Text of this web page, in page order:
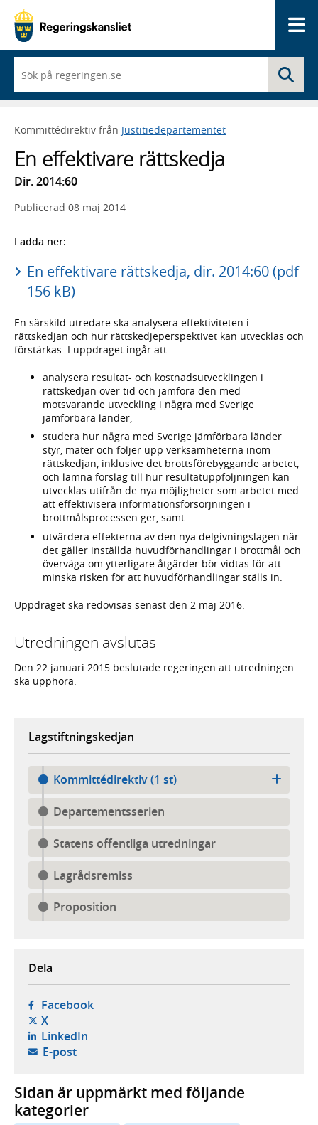
du
börjar
skriva
framträder
lista
med
sökförslag
Kommittédirektiv från Justitiedepartementet
En effektivare rättskedja
Dir. 2014:60
Publicerad 08 maj 2014
Ladda ner:
En effektivare rättskedja, dir. 2014:60 (pdf
156 kB)
En särskild utredare ska analysera effektiviteten i
rättskedjan och hur rättskedjeperspektivet kan utvecklas och
förstärkas. I uppdraget ingår att
analysera resultat- och kostnadsutvecklingen i
rättskedjan över tid och jämföra den med
motsvarande utveckling i några med Sverige
jämförbara länder,
studera hur några med Sverige jämförbara länder
styr, mäter och följer upp verksamheterna inom
rättskedjan, inklusive det brottsförebyggande arbetet,
och lämna förslag till hur resultatuppföljningen kan
utvecklas utifrån de nya möjligheter som arbetet med
att effektivisera informationsförsörjningen i
brottmålsprocessen ger, samt
utvärdera effekterna av den nya delgivningslagen när
det gäller inställda huvudförhandlingar i brottmål och
överväga om ytterligare åtgärder bör vidtas för att
minska risken för att huvudförhandlingar ställs in.
Uppdraget ska redovisas senast den 2 maj 2016.
Utredningen avslutas
Den 22 januari 2015 beslutade regeringen att utredningen
ska upphöra.
Lagstiftningskedjan
Kommittédirektiv (1 st)
Departementsserien
Statens offentliga utredningar
Lagrådsremiss
Proposition
Dela
Facebook- öppnas i ny flik, extern webbplats,
X- öppnas i ny flik, extern webbplats,
LinkedIn- öppnas i ny flik, extern webbplats,
E-post- öppnar din e-postklient,
Sidan är uppmärkt med följande
kategorier